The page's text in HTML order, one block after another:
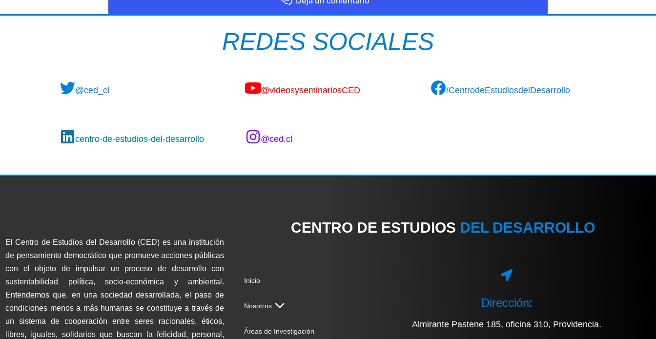
REDES SOCIALES
@ced_cl @videosyseminariosCED /CentrodeEstudiosdelDesarrollo
centro-de-estudios-del-desarrollo @ced.cl
El Centro de Estudios del Desarrollo (CED) es una institución
de pensamiento democrático que promueve acciones públicas
con el objeto de impulsar un proceso de desarrollo con
sustentabilidad política, socio-económica y ambiental.
Entendemos que, en una sociedad desarrollada, el paso de
condiciones menos a más humanas se constituye a través de
un sistema de cooperación entre seres racionales, éticos,
libres, iguales, solidarios que buscan la felicidad, personal,
CENTRO DE ESTUDIOS DEL DESARROLLO
Inicio
Nosotros
Áreas de Investigación
Dirección:
Almirante Pastene 185, oficina 310, Providencia.